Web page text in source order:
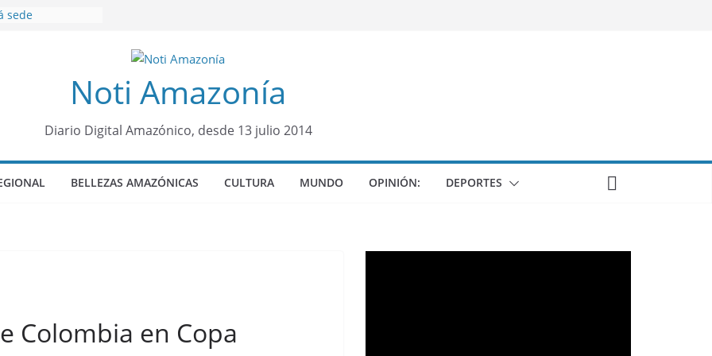
sede
de prisión a
sensación de
Colo de Chile
nueva reina por
Noti Amazonía
Diario Digital Amazónico, desde 13 julio 2014
BELLEZAS AMAZÓNICAS CULTURA MUNDO OPINIÓN: DEPORTES
Colombia en Copa